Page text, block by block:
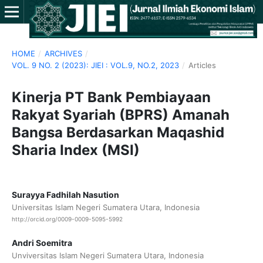
HOME / ARCHIVES /
VOL. 9 NO. 2 (2023): JIEI : VOL.9, NO.2, 2023 / Articles
Kinerja PT Bank Pembiayaan
Rakyat Syariah (BPRS) Amanah
Bangsa Berdasarkan Maqashid
Sharia Index (MSI)
Surayya Fadhilah Nasution
Universitas Islam Negeri Sumatera Utara, Indonesia
http://orcid.org/0009-0009-5095-5992
Andri Soemitra
Unviversitas Islam Negeri Sumatera Utara, Indonesia